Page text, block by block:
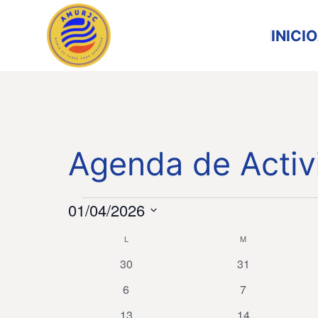
INICIO
Agenda de
01/04/2026
Calendario
Eventos
L M
0
30
0
31
0
6
0
7
0
0